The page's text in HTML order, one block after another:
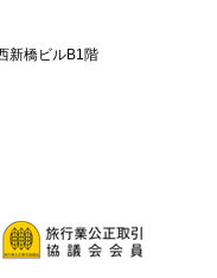
新橋ビルB1階